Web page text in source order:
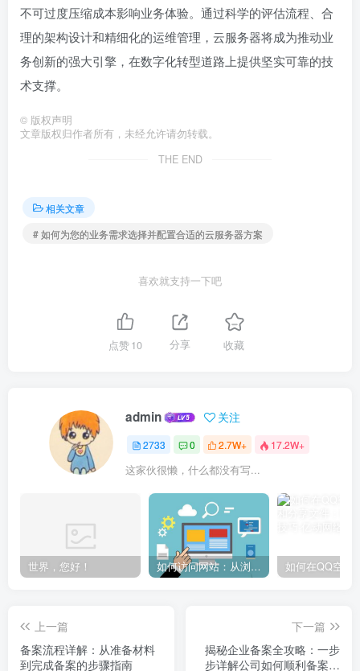
不可过度压缩成本影响业务体验。通过科学的评估流程、合
理的架构设计和精细化的运维管理，云服务器将成为推动业
务创新的强大引擎，在数字化转型道路上提供坚实可靠的技
术支撑。
© 版权声明
文章版权归作者所有，未经允许请勿转载。
THE END
相关文章
# 如何为您的业务需求选择并配置合适的云服务器方案
喜欢就支持一下吧
点赞10 分享 收藏
admin 关注
2733 0 2.7W+ 17.2W+
这家伙很懒，什么都没有写...
世界，您好！ 如何访问网站：从浏览器输入到页面加载的完整步骤详解
上一篇
备案流程详解：从准备材料
到完成备案的步骤指南
下一篇
揭秘企业备案全攻略：一步
步详解公司如何顺利备案流